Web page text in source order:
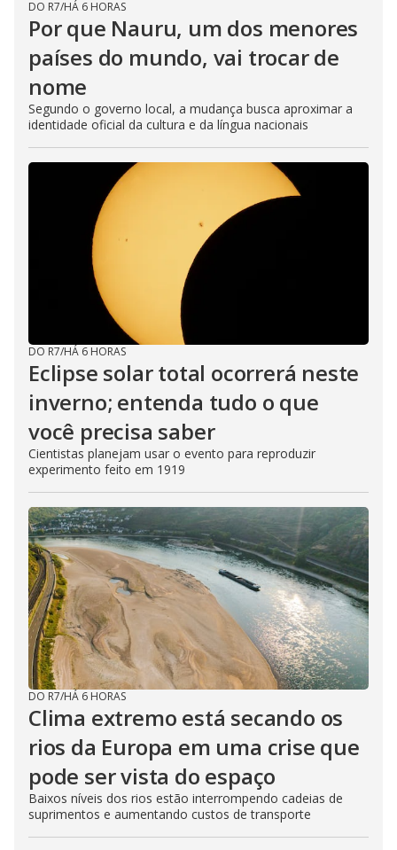
DO R7/HÁ 6 HORAS
Por que Nauru, um dos menores
países do mundo, vai trocar de
nome
Segundo o governo local, a mudança busca aproximar a
identidade oficial da cultura e da língua nacionais
DO R7/HÁ 6 HORAS
Eclipse solar total ocorrerá neste
inverno; entenda tudo o que
você precisa saber
Cientistas planejam usar o evento para reproduzir
experimento feito em 1919
DO R7/HÁ 6 HORAS
Clima extremo está secando os
rios da Europa em uma crise que
pode ser vista do espaço
Baixos níveis dos rios estão interrompendo cadeias de
suprimentos e aumentando custos de transporte